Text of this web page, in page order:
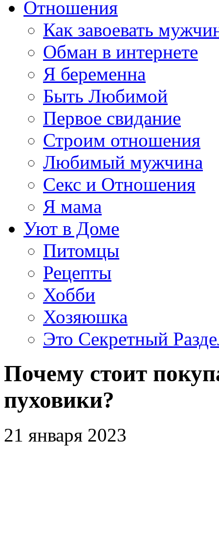
Отношения
Как завоевать
Обман в интернете
Я беременна
Быть Любимой
Первое свидание
Строим отношения
Любимый мужчина
Секс и Отношения
Я мама
Уют в Доме
Питомцы
Рецепты
Хобби
Хозяюшка
Это Секретный
Почему стоит
пуховики?
21 января 2023